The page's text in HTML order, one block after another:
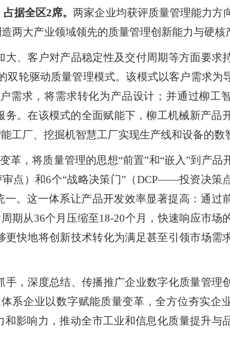
占据全区2席。两家企业均获评质量管理能力方
两大产业领域领先的质量管理创新能力与硬核
、客户对产品稳定性及交付周期等方面要求
双轮驱动质量管理模式。该模式以客户需求为
需求，将需求转化为产品设计；并通过柳工
。在该模式的全面赋能下，柳工机械新产品
工厂、挖掘机智慧工厂实现生产线和设备的数
革，将质量管理的思想“前置”和“嵌入”到产品
点）和6个“战略决策门”（DCP——投资决策
。这一体系让产品开发效率显著提高：通过
期从36个月压缩至18-20个月，快速响应市场
快地将创新技术转化为满足甚至引领市场需
，深度总结、传播推广企业数字化质量管理
系企业以数字赋能质量变革，全方位夯实企
影响力，推动全市工业和信息化质量提升与